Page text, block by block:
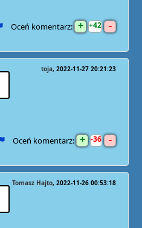
Oceń komentarz: + 42 -
toja 2022-11-27 20:21:23
Oceń komentarz: + 36 -
Tomasz Hajto 2022-11-26 00:53:18